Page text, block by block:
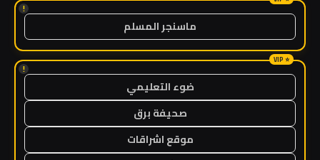
!
ماسنجر المسلم
!
ضوء التعليمي
صحيفة برق
موقع اشراقات